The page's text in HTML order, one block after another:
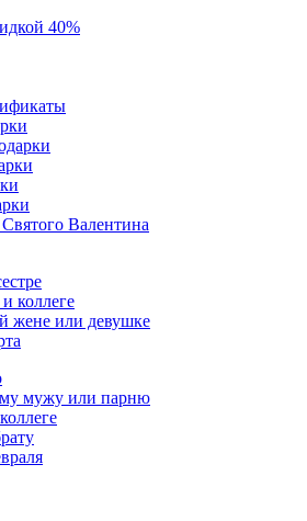
40%
Валентина
коллеге
жене или девушке
мужу или парню